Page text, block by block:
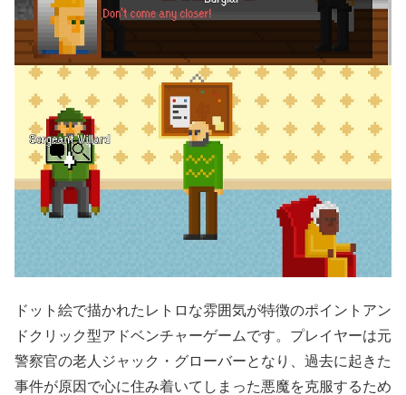
ドット絵で描かれたレトロな雰囲気が特徴のポイントアン
ドクリック型アドベンチャーゲームです。プレイヤーは元
警察官の老人ジャック・グローバーとなり、過去に起きた
事件が原因で心に住み着いてしまった悪魔を克服するため